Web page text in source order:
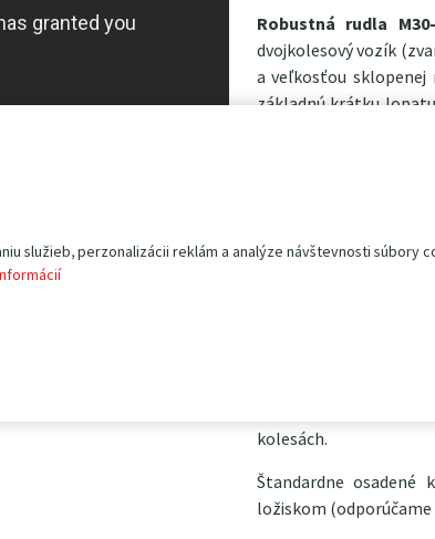
služieb, perzonalizácii reklám a analýze návštevnosti súbory
Robustná rudla M30-
dvojkolesový vozík
a veľkosťou
základnú krátku
plochu 385×620 mm
plechu hr. 4 mm. Oska
bezproblémové
045A sa postarajú
kolesách.
Štandardne
ložiskom (odporúčame